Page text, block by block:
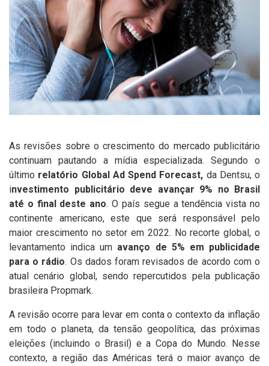
As revisões sobre o crescimento do mercado publicitário
continuam pautando a mídia especializada. Segundo o
último relatório Global Ad Spend Forecast, da Dentsu, o
investimento publicitário deve avançar 9% no Brasil
até o final deste ano. O país segue a tendência vista no
continente americano, este que será responsável pelo
maior crescimento no setor em 2022. No recorte global, o
levantamento indica um avanço de 5% em publicidade
para o rádio. Os dados foram revisados de acordo com o
atual cenário global, sendo repercutidos pela publicação
brasileira Propmark.
A revisão ocorre para levar em conta o contexto da inflação
em todo o planeta, da tensão geopolítica, das próximas
eleições (incluindo o Brasil) e a Copa do Mundo. Nesse
contexto, a região das Américas terá o maior avanço de